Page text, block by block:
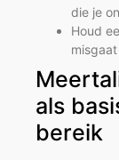
die je
Houd
als
bereik